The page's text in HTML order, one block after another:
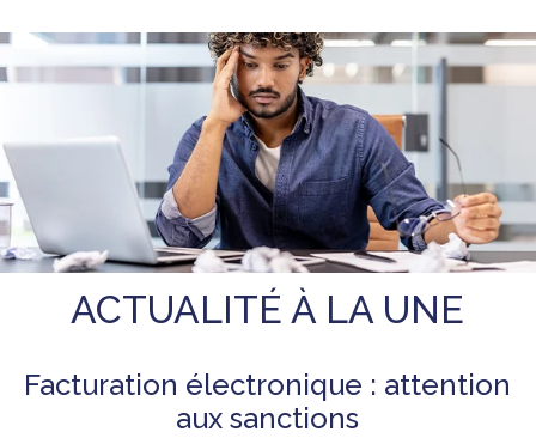
ACTUALITÉ À LA UNE
Facturation électronique : attention
aux sanctions